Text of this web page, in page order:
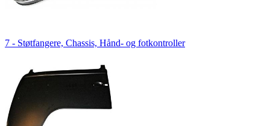
7 - Støtfangere, Chassis, Hånd- og fotkontroller